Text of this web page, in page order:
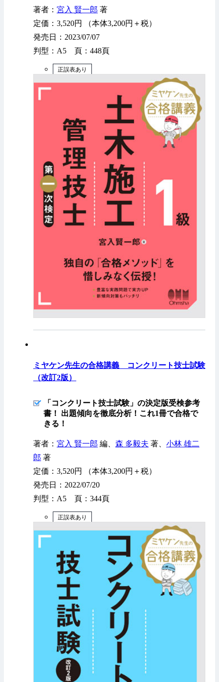
著者： 宮入 賢一郎 著
定価：3,520円 （本体3,200円＋税）
発売日：2023/07/07
判型：A5 頁：448頁
正誤表あり
ミヤケン先生の合格講義 コンクリート技士試験
（改訂2版）
「コンクリート技士試験」の決定版受検参考
書！ 出題傾向を徹底分析！これ1冊で合格で
きる！
著者： 宮入 賢一郎 編、 森 多毅夫 著、 小林 雄二
郎 著
定価：3,520円 （本体3,200円＋税）
発売日：2022/07/20
判型：A5 頁：344頁
正誤表あり